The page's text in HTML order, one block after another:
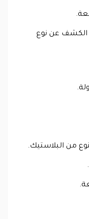
الكشف عن نوع
من البلاستيك.